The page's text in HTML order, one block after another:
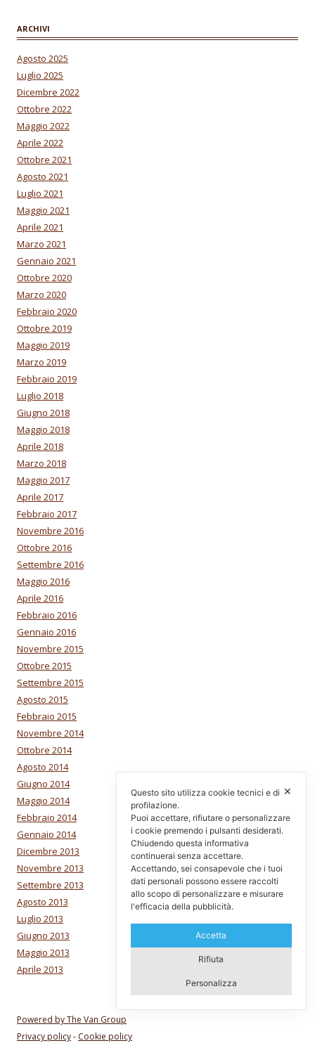
ARCHIVI
Agosto 2025
Luglio 2025
Dicembre 2022
Ottobre 2022
Maggio 2022
Aprile 2022
Ottobre 2021
Agosto 2021
Luglio 2021
Maggio 2021
Aprile 2021
Marzo 2021
Gennaio 2021
Ottobre 2020
Marzo 2020
Febbraio 2020
Ottobre 2019
Maggio 2019
Marzo 2019
Febbraio 2019
Luglio 2018
Giugno 2018
Maggio 2018
Aprile 2018
Marzo 2018
Maggio 2017
Aprile 2017
Febbraio 2017
Novembre 2016
Ottobre 2016
Settembre 2016
Maggio 2016
Aprile 2016
Febbraio 2016
Gennaio 2016
Novembre 2015
Ottobre 2015
Settembre 2015
Agosto 2015
Febbraio 2015
Novembre 2014
Ottobre 2014
Agosto 2014
Giugno 2014
Maggio 2014
Febbraio 2014
Gennaio 2014
Dicembre 2013
Novembre 2013
Settembre 2013
Agosto 2013
Luglio 2013
Giugno 2013
Maggio 2013
Aprile 2013
Powered by The Van Group
Privacy policy- Cookie policy
✕
Questo sito utilizza cookie tecnici e di
profilazione.
Puoi accettare, rifiutare o personalizzare
i cookie premendo i pulsanti desiderati.
Chiudendo questa informativa
continuerai senza accettare.
Accettando, sei consapevole che i tuoi
dati personali possono essere raccolti
allo scopo di personalizzare e misurare
l'efficacia della pubblicità.
Accetta
Rifiuta
Personalizza